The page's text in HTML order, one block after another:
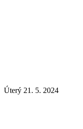
Úterý 21. 5. 2024